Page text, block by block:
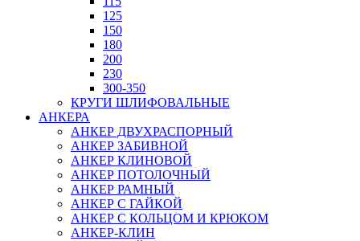
125
150
180
200
230
300-350
КРУГИ ШЛИФОВАЛЬНЫЕ
АНКЕРА
АНКЕР ДВУХРАСПОРНЫЙ
АНКЕР ЗАБИВНОЙ
АНКЕР КЛИНОВОЙ
АНКЕР ПОТОЛОЧНЫЙ
АНКЕР РАМНЫЙ
АНКЕР С ГАЙКОЙ
АНКЕР С КОЛЬЦОМ И КРЮКОМ
АНКЕР-КЛИН